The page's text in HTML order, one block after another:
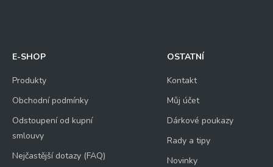
E-SHOP
Produkty
Obchodní podmínky
Odstoupení od kupní
smlouvy
Nejčastější dotazy (FAQ)
OSTATNÍ
Kontakt
Můj účet
Dárkové poukazy
Rady a tipy
Novinky